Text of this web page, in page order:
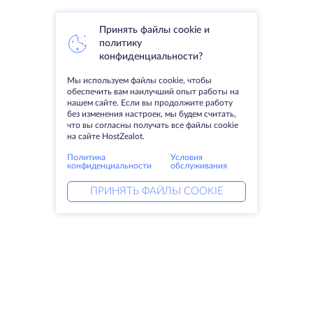
Принять файлы cookie и
политику
конфиденциальности?
Мы используем файлы cookie, чтобы
обеспечить вам наилучший опыт работы на
нашем сайте. Если вы продолжите работу
без изменения настроек, мы будем считать,
что вы согласны получать все файлы cookie
на сайте HostZealot.
Политика
конфиденциальности
Условия
обслуживания
ПРИНЯТЬ ФАЙЛЫ COOKIE